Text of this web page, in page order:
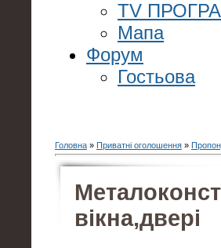
TV
Мапа
Форум
Гостьова
Головна » Приватні оголошення »
вікна,двері